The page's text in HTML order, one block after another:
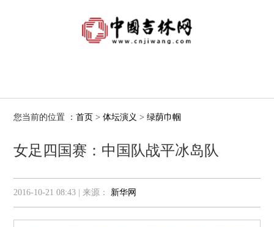
您当前的位置 ：首页 >体坛演义 >绿荫巾帼
女足四国赛：中国队战平冰岛队
2016-10-21 08:43 | 来源： 新华网